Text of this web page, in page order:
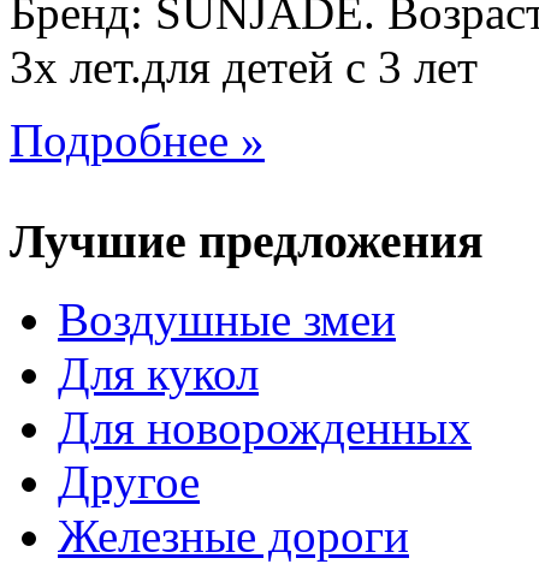
Бренд: SUNJADE.
3х лет.для детей с 3 лет
Подробнее »
Лучшие предложения
Воздушные змеи
Для кукол
Для новорожденных
Другое
Железные дороги